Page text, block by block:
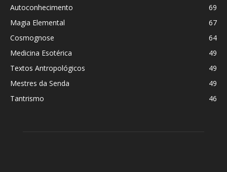
Autoconhecimento
69
Magia Elemental
67
Cosmognose
64
Medicina Esotérica
49
Textos Antropológicos
49
Mestres da Senda
49
Tantrismo
46